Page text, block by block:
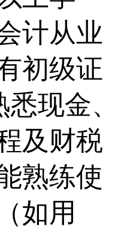
计从业
初级证
现金、
及财税
熟练使
如用